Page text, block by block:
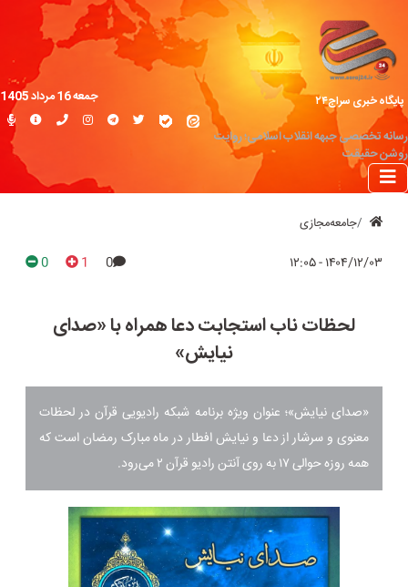
پایگاه خبری سراج۲۴
رسانه تخصصی جبهه انقلاب اسلامی؛ روایت
روشن حقیقت
جمعه 16 مرداد 1405
جامعه‌مجازی
۱۴۰۴/۱۲/۰۳ - ۱۲:۰۵ 0
1
0
لحظات ناب استجابت دعا همراه با «صدای
نیایش»
«صدای نیایش»؛ عنوان ویژه برنامه شبکه رادیویی قرآن در لحظات
معنوی و سرشار از دعا و نیایش افطار در ماه مبارک رمضان است که
همه روزه حوالی ۱۷ به روی آنتن رادیو قرآن ۲ می‌رود.